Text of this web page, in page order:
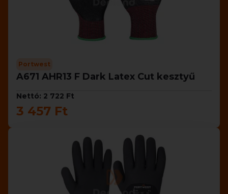
Portwest
A671 AHR13 F Dark Latex Cut kesztyű
Nettó: 2 722 Ft
3 457 Ft